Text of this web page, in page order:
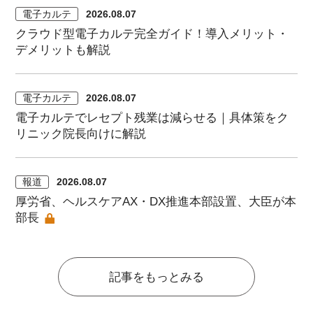
電子カルテ 2026.08.07
クラウド型電子カルテ完全ガイド！導入メリット・
デメリットも解説
電子カルテ 2026.08.07
電子カルテでレセプト残業は減らせる｜具体策をク
リニック院長向けに解説
報道 2026.08.07
厚労省、ヘルスケアAX・DX推進本部設置、大臣が本
部長
記事をもっとみる